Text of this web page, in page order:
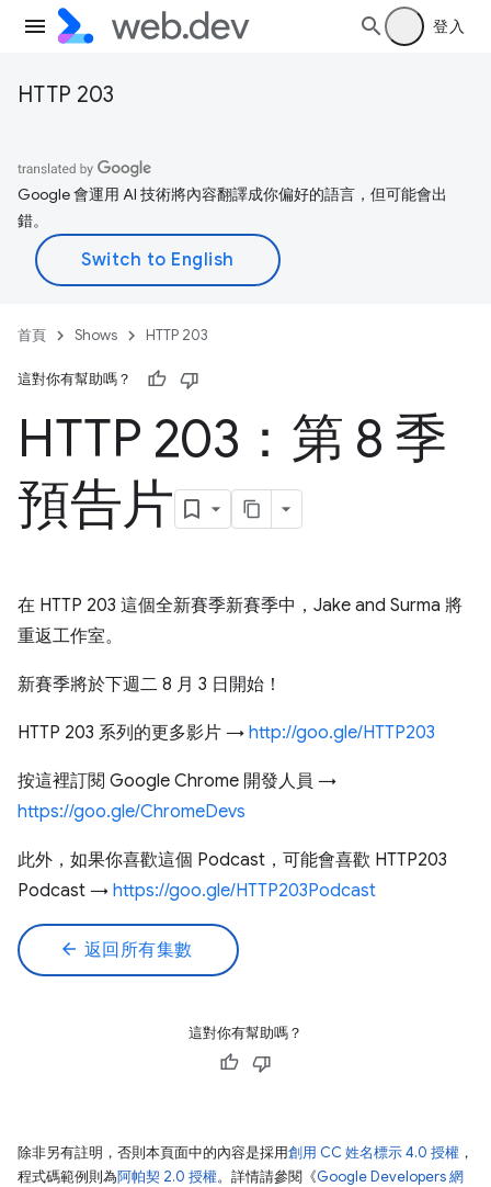
登入
HTTP 203
Google 會運用 AI 技術將內容翻譯成你偏好的語言，但可能會出
錯。
首頁 Shows HTTP 203
這對你有幫助嗎？
HTTP 203：第 8 季
預告片
在 HTTP 203 這個全新賽季新賽季中，Jake and Surma 將
重返工作室。
新賽季將於下週二 8 月 3 日開始！
HTTP 203 系列的更多影片 → http://goo.gle/HTTP203
按這裡訂閱 Google Chrome 開發人員 →
https://goo.gle/ChromeDevs
此外，如果你喜歡這個 Podcast，可能會喜歡 HTTP203
Podcast → https://goo.gle/HTTP203Podcast
arrow_back 返回所有集數
這對你有幫助嗎？
除非另有註明，否則本頁面中的內容是採用創用 CC 姓名標示 4.0 授權 ，
程式碼範例則為阿帕契 2.0 授權。詳情請參閱《Google Developers 網